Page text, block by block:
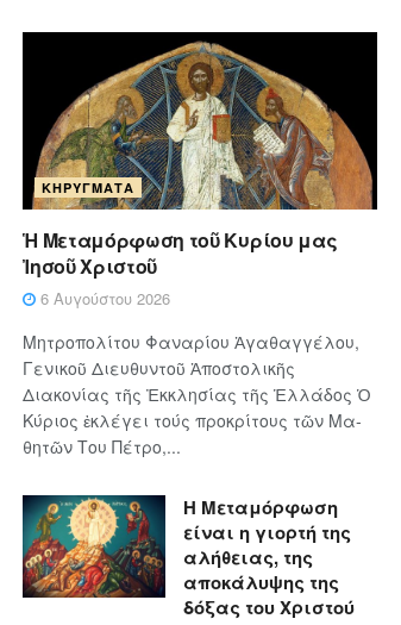
ΚΗΡΎΓΜΑΤΑ
Ἡ Μεταμόρφωση τοῦ Κυρίου μας
Ἰησοῦ Χριστοῦ
6 Αυγούστου 2026
Μητροπολίτου Φαναρίου Ἀγαθαγγέλου,
Γενικοῦ Διευθυντοῦ Ἀποστολικῆς
Διακονίας τῆς Ἐκκλησίας τῆς Ἑλλάδος Ὁ
Κύ­ρι­ος ἐκλέγει τούς προ­κρί­τους τῶν Μα­
θη­τῶν Του Πέ­τρο,...
Η Μεταμόρφωση
είναι η γιορτή της
αλήθειας, της
αποκάλυψης της
δόξας του Χριστού